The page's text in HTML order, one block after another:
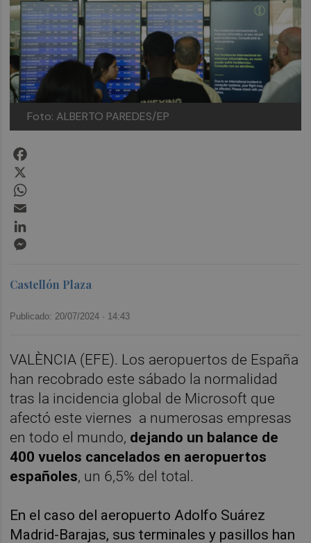
Foto: ALBERTO PAREDES/EP
Castellón Plaza
Publicado: 20/07/2024 · 14:43
VALÈNCIA (EFE). Los aeropuertos de España
han recobrado este sábado la normalidad
tras la incidencia global de Microsoft que
afectó este viernes a numerosas empresas
en todo el mundo, dejando un balance de
400 vuelos cancelados en aeropuertos
españoles, un 6,5% del total.
En el caso del aeropuerto Adolfo Suárez
Madrid-Barajas, sus terminales y pasillos han